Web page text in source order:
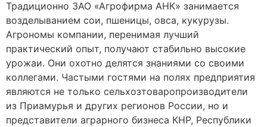
Традиционно ЗАО «Агрофирма АНК» занимается
возделыванием сои, пшеницы, овса, кукурузы.
Агрономы компании, перенимая лучший
практический опыт, получают стабильно высокие
урожаи. Они охотно делятся знаниями со своими
коллегами. Частыми гостями на полях предприятия
являются не только сельхозтоваропроизводители
из Приамурья и других регионов России, но и
представители аграрного бизнеса КНР, Республики